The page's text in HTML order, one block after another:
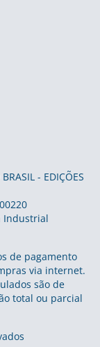
- EDIÇÕES
Industrial
de pagamento
via internet.
são de
total ou parcial